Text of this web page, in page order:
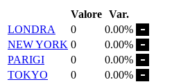
Valore Var.
LONDRA
0
0.00%
NEW YORK 0
0.00%
PARIGI
0
0.00%
TOKYO
0
0.00%